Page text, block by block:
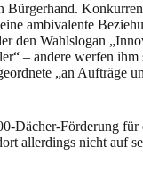
Bürgerhand.
ambivalente
den Wahlslogan
– andere werfen
„an Aufträge
Dächer-Förderung
allerdings nicht auf